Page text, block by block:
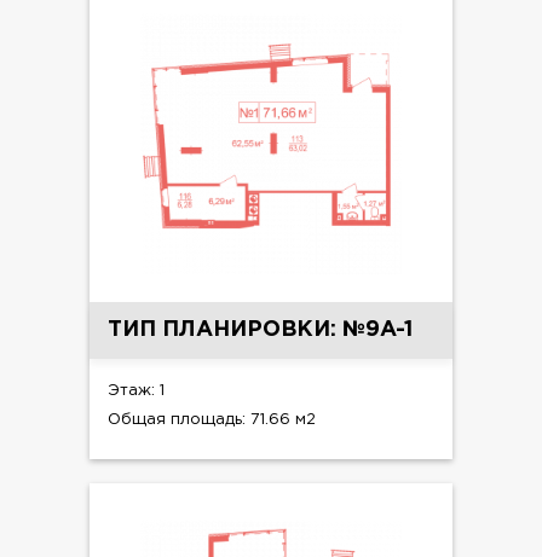
ТИП ПЛАНИРОВКИ: №9A-1
Этаж: 1
Общая площадь: 71.66 м2